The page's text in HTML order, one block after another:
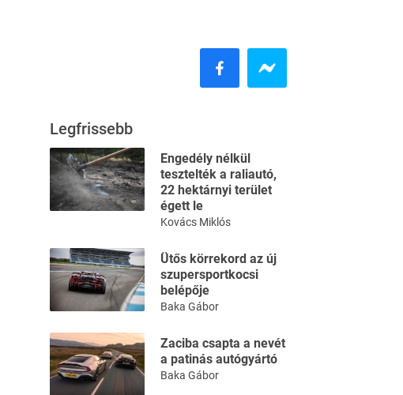
Legfrissebb
Engedély nélkül
tesztelték a raliautó,
22 hektárnyi terület
égett le
Kovács Miklós
Ütős körrekord az új
szupersportkocsi
belépője
Baka Gábor
Zaciba csapta a nevét
a patinás autógyártó
Baka Gábor